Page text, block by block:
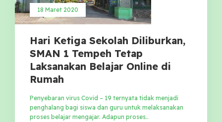
18 Maret 2020
Hari Ketiga Sekolah Diliburkan,
SMAN 1 Tempeh Tetap
Laksanakan Belajar Online di
Rumah
Penyebaran virus Covid – 19 ternyata tidak menjadi
penghalang bagi siswa dan guru untuk melaksanakan
proses belajar mengajar. Adapun proses..